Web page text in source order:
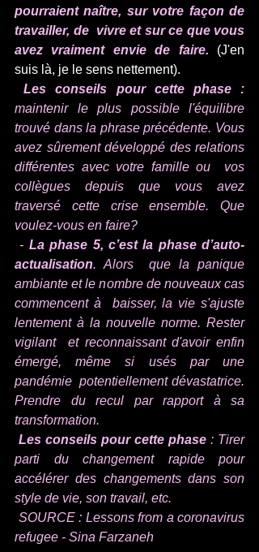
pourraient naître, sur votre façon de
travailler, de  vivre et sur ce que vous
avez vraiment envie de faire. (J'en
suis là, je le sens nettement).
maintenir le plus possible l'équilibre
trouvé dans la phrase précédente. Vous
avez sûrement développé des relations
différentes avec votre famille ou  vos
collègues depuis que vous avez
traversé cette crise ensemble. Que
voulez-vous en faire?
- La phase 5, c’est la phase d’auto-
actualisation. Alors  que la panique
ambiante et le nombre de nouveaux cas
commencent à  baisser, la vie s'ajuste
lentement à la nouvelle norme. Rester
vigilant  et reconnaissant d'avoir enfin
émergé, même si usés par une
pandémie  potentiellement dévastatrice.
Prendre du recul par rapport à sa
transformation.
Les conseils pour cette phase : Tirer
parti du changement rapide pour
accélérer des changements dans son
style de vie, son travail, etc.
SOURCE : Lessons from a coronavirus
refugee - Sina Farzaneh